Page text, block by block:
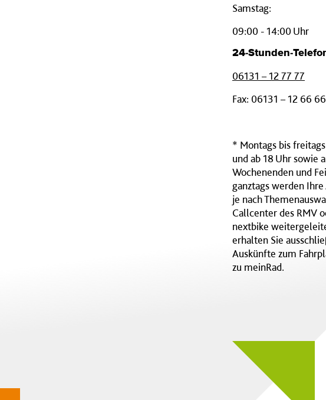
Samstag:
09:00 - 14:00 Uhr
24-Stunden-
06131 – 12 77 77
Fax: 06131 – 12 66 66
* Montags bis
und ab 18 Uhr sowie
Wochenenden und
ganztags werden
je nach
Callcenter des RMV
nextbike
erhalten Sie
Auskünfte zum
zu meinRad.